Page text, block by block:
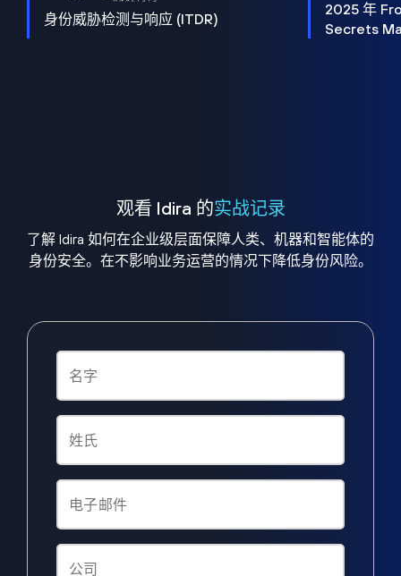
身份威胁检测与响应 (ITDR)
2025 年
Secrets
观看 Idira 的实战记录
了解 Idira 如何在企业级层面保障人类、机器和智能体的
身份安全。在不影响业务运营的情况下降低身份风险。